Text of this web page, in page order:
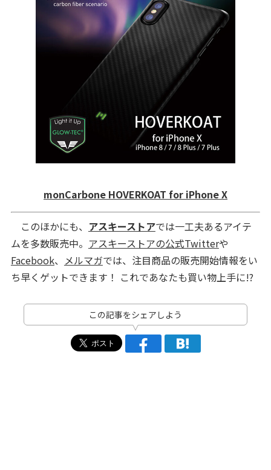
monCarbone HOVERKOAT for iPhone X
このほかにも、 アスキーストアでは一工夫あるアイテ
ムを多数販売中。 アスキーストアの公式Twitterや
Facebook、 メルマガでは、注目商品の販売開始情報をい
ち早くゲットできます！ これであなたも買い物上手に!?
この記事をシェアしよう